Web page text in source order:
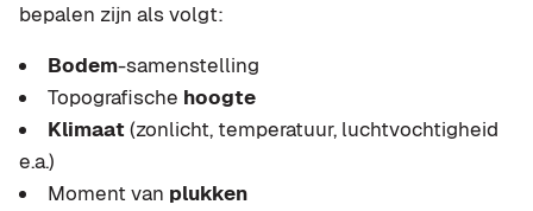
bepalen zijn als volgt:
Bodem-samenstelling
Topografische hoogte
Klimaat(zonlicht, temperatuur, luchtvochtigheid
e.a.)
Moment van plukken